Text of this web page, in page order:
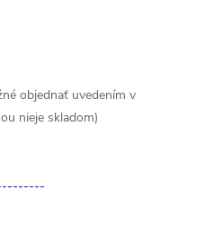
uvedením v
nieje skladom)